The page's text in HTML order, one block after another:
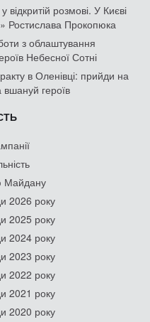
відкритій розмові. У Києві
Ростислава Прокопюка
з облаштування
Небесної Сотні
в Оленівці: прийди на
вшануй героїв
Майдану
2026 року
2025 року
2024 року
2023 року
2022 року
2021 року
2020 року